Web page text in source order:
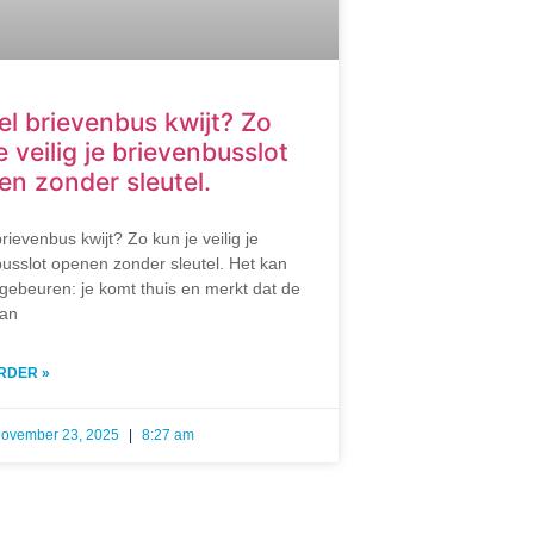
brievenbus kwijt? Zo
veilig je brievenbusslot
zonder sleutel.
kwijt? Zo kun je veilig je
openen zonder sleutel. Het kan
je komt thuis en merkt dat de
»
23, 2025 8:27 am